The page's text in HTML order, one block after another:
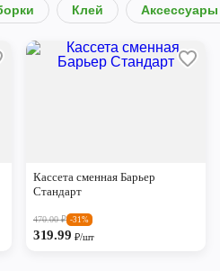
Клей
Кассета сменная Барьер
Стандарт
470.00₽ -31%
319.99 ₽/шт